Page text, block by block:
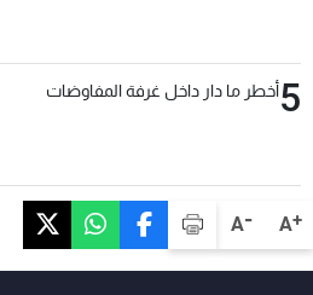
A+
A-
5أخطر ما دار داخل غرفة المفاوضات